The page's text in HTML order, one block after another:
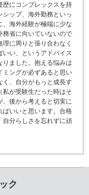
にコンプレックスを持
ップ、海外勤務といっ
、海外経験が極端に少な
務省に向いていないので
に周りと張り合わなく
い、というアドバイス
りました。抱える悩みは
ミングが必ずあると思い
く、自分がもっと成長す
私が受験生だった時はそ
、後から考えると切実に
ばいいと思います。合格
自分らしさを忘れずに頑
ク